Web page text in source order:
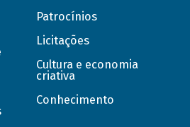
Patrocínios
Licitações
Cultura e economia
criativa
Conhecimento